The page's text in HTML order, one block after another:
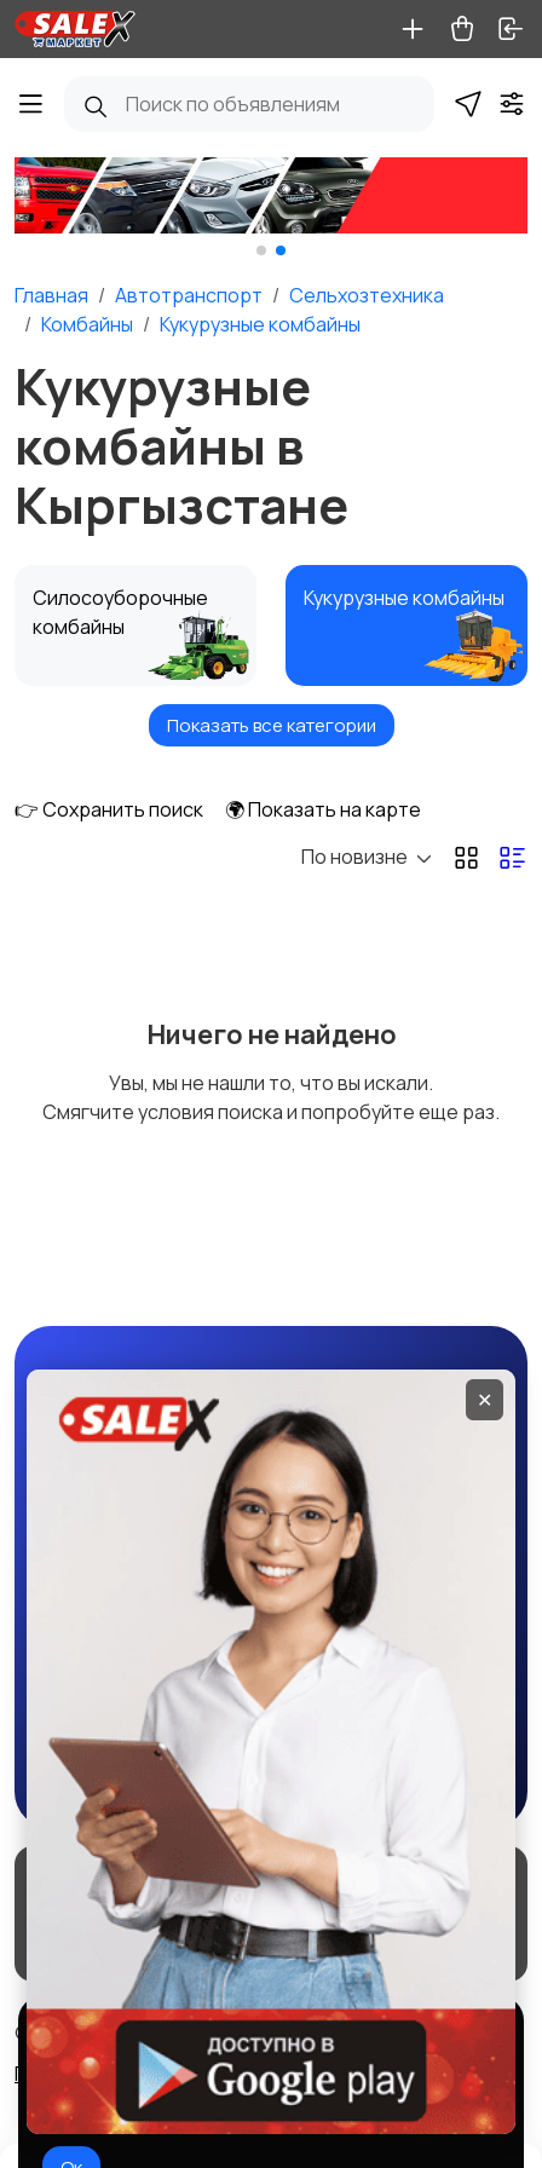
Главная Автотранспорт
Сельхозтехника
Комбайны
Кукурузные комбайны
Кукурузные
комбайны в
Кыргызстане
Силосоуборочные
комбайны
Кукурузные комбайны
Зерноуборочные
Свеклоуборочные
Кормоуборочные
Показать все категории
👉 Сохранить поиск
🌍 Показать на карте
По новизне
Ничего не найдено
Увы, мы не нашли то, что вы искали.
Смягчите условия поиска и попробуйте еще раз.
Мобильное
приложение
Скачайте приложение в Google Play –
крутите колесо фортуны, выигрывайте
бонусы, удобно ищите и размещайте
объявления - все это в нашем мобильном
приложении SALEX!
Скачать в Google Play
Маркеты Блог
О проекте
Служба поддержки
Удаление аккаунта
Партнерка
© 2026 SALEX МАРКЕТ
Правила сервиса
Конфиденциальность
Используем куки и рекомендательные
технологии
Это чтобы сайт работал лучше. Оставаясь с нами, вы
соглашаетесь на использование файлов куки.
✕